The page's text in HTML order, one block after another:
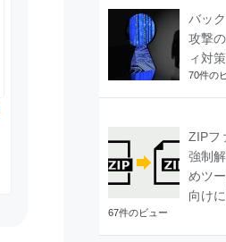
バッ
攻撃
ィ対
70件の
ZIPフ
強制
めツ
向け
67件のビュー